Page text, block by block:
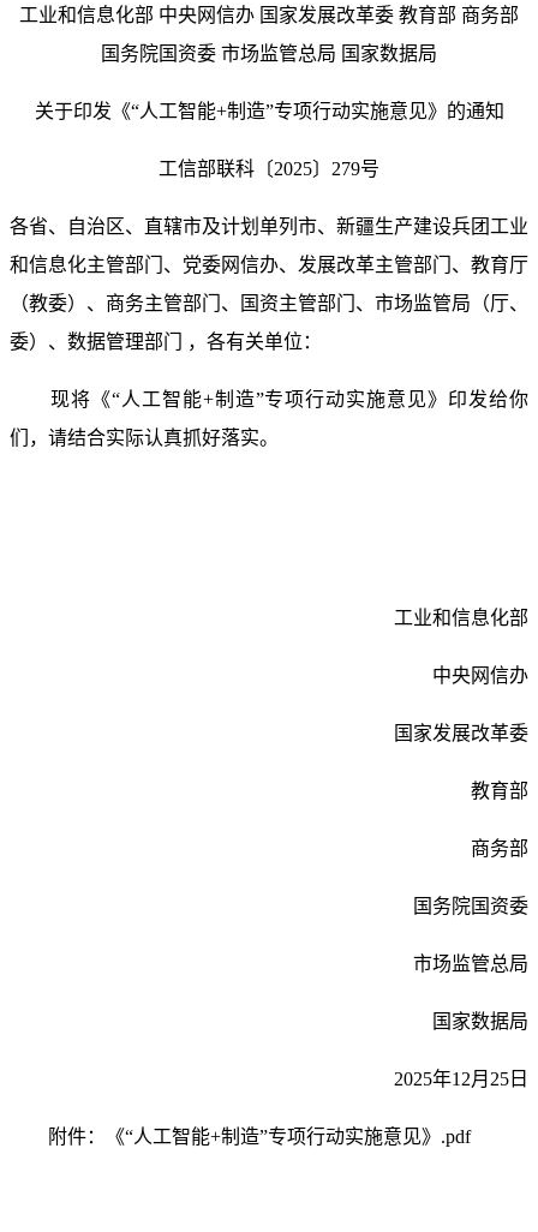
工业和信息化部 中央网信办 国家发展改革委 教育部 商务部
国务院国资委 市场监管总局 国家数据局
关于印发《“人工智能+制造”专项行动实施意见》的通知
工信部联科〔2025〕279号
各省、自治区、直辖市及计划单列市、新疆生产建设兵团工业
和信息化主管部门、党委网信办、发展改革主管部门、教育厅
（教委）、商务主管部门、国资主管部门、市场监管局（厅、
委）、数据管理部门 ，各有关单位：
现将《“人工智能+制造”专项行动实施意见》印发给你
们，请结合实际认真抓好落实。
工业和信息化部
中央网信办
国家发展改革委
教育部
商务部
国务院国资委
市场监管总局
国家数据局
2025年12月25日
附件： 《“人工智能+制造”专项行动实施意见》.pdf